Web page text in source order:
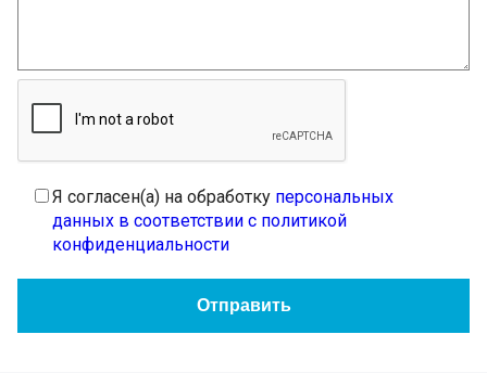
Я согласен(а) на обработку персональных
данных в соответствии с политикой
конфиденциальности